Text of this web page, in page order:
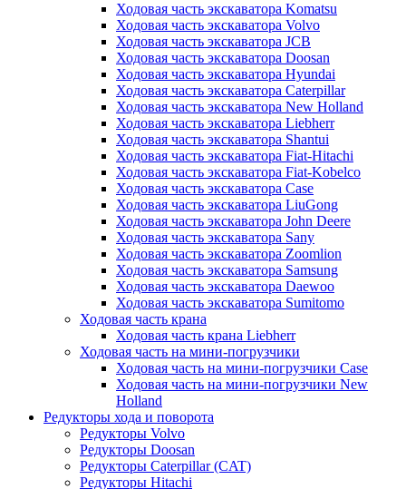
Ходовая часть экскаватора Komatsu
Ходовая часть экскаватора Volvo
Ходовая часть экскаватора JCB
Ходовая часть экскаватора Doosan
Ходовая часть экскаватора Hyundai
Ходовая часть экскаватора Caterpillar
Ходовая часть экскаватора New Holland
Ходовая часть экскаватора Liebherr
Ходовая часть экскаватора Shantui
Ходовая часть экскаватора Fiat-Hitachi
Ходовая часть экскаватора Fiat-Kobelco
Ходовая часть экскаватора Case
Ходовая часть экскаватора LiuGong
Ходовая часть экскаватора John Deere
Ходовая часть экскаватора Sany
Ходовая часть экскаватора Zoomlion
Ходовая часть экскаватора Samsung
Ходовая часть экскаватора Daewoo
Ходовая часть экскаватора Sumitomo
Ходовая часть крана
Ходовая часть крана Liebherr
Ходовая часть на мини-погрузчики
Ходовая часть на мини-погрузчики Case
Ходовая часть на мини-погрузчики New
Holland
Редукторы хода и поворота
Редукторы Volvo
Редукторы Doosan
Редукторы Caterpillar (CAT)
Редукторы Hitachi